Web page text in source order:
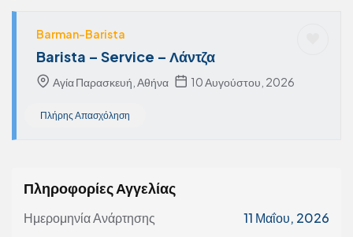
Barman-Barista
Barista – Service – Λάντζα
Αγία Παρασκευή, Αθήνα 10 Αυγούστου, 2026
Πλήρης Απασχόληση
Πληροφορίες Αγγελίας
Ημερομηνία Ανάρτησης 11 Μαΐου, 2026